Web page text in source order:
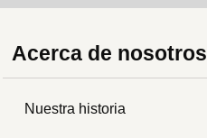
Acerca de nosotros
Nuestra historia